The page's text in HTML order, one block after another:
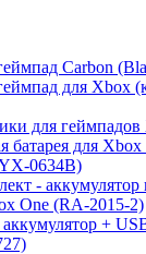
Carbon
для Xbox
для
батарея для
0634B)
-
One (RA-2015-2)
+